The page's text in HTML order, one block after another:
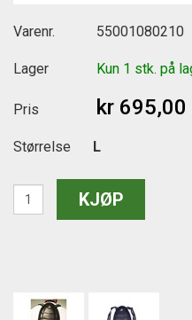
Varenr. 55001080210
Lager Kun 1 stk. på
Pris kr 695,00
Størrelse L